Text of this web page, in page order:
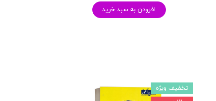
افزودن به سبد خرید
تخفیف ویژه